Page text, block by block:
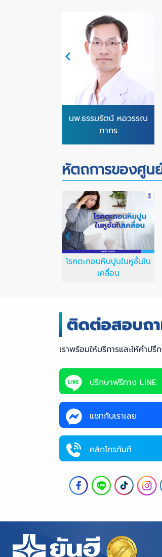
นพ.ธรรมรัตน์ หอวรรณ
ภากร
หัตถการของศู
โรคตะกอนหินปูนในหูชั้นใน
เคลื่อน
เราพร้อมให้บริการและให้คำป
ปรึกษาฟรีทาง LINE
แชทกับเราเลย
คลิกโทรทันที